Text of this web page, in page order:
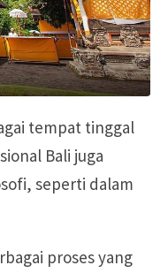
tempat tinggal
Bali juga
seperti dalam
proses yang